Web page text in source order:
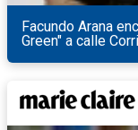
Facundo Arana
Green" a calle